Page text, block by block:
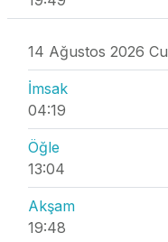
14 Ağustos 2026 Cu
İmsak
04:19
Öğle
13:04
Akşam
19:48